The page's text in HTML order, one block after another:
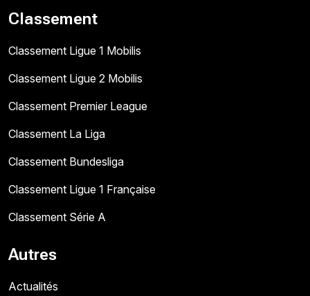
Classement
Classement Ligue 1 Mobilis
Classement Ligue 2 Mobilis
Classement Premier League
Classement La Liga
Classement Bundesliga
Classement Ligue 1 Française
Classement Série A
Autres
Actualités